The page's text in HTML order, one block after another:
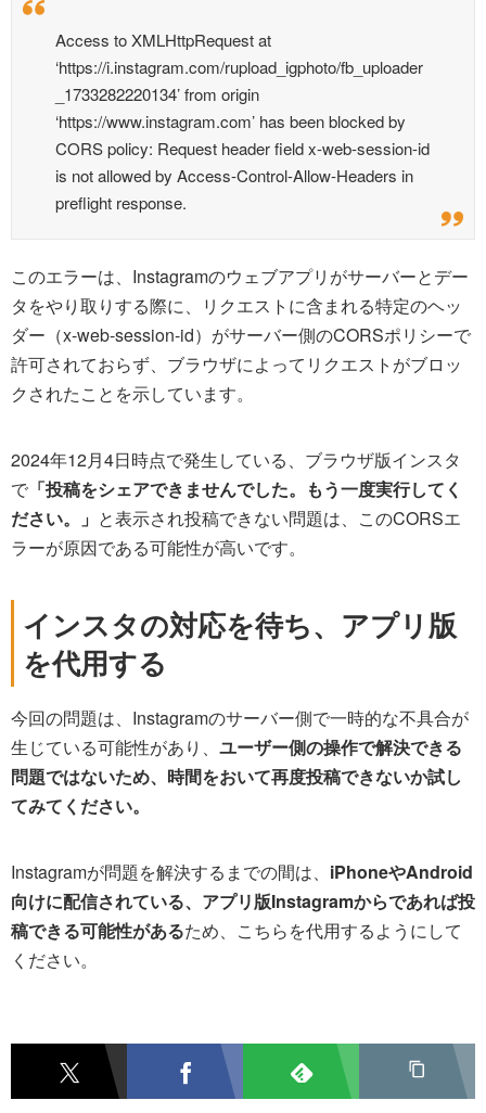
Access to XMLHttpRequest at
‘https://i.instagram.com/rupload_igphoto/fb_uploader
_1733282220134’ from origin
‘https://www.instagram.com’ has been blocked by
CORS policy: Request header field x-web-session-id
is not allowed by Access-Control-Allow-Headers in
preflight response.
このエラーは、Instagramのウェブアプリがサーバーとデー
タをやり取りする際に、リクエストに含まれる特定のヘッ
ダー（x-web-session-id）がサーバー側のCORSポリシーで
許可されておらず、ブラウザによってリクエストがブロッ
クされたことを示しています。
2024年12月4日時点で発生している、ブラウザ版インスタ
で 「投稿をシェアできませんでした。もう一度実行してく
ださい。」 と表示され投稿できない問題は、このCORSエ
ラーが原因である可能性が高いです。
インスタの対応を待ち、アプリ版
を代用する
今回の問題は、Instagramのサーバー側で一時的な不具合が
生じている可能性があり、 ユーザー側の操作で解決できる
問題ではないため、時間をおいて再度投稿できないか試し
てみてください。
Instagramが問題を解決するまでの間は、 iPhoneやAndroid
向けに配信されている、アプリ版Instagramからであれば投
稿できる可能性があるため、こちらを代用するようにして
ください。